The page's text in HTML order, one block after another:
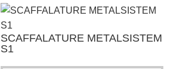
SCAFFALATURE METALSISTEM
S1